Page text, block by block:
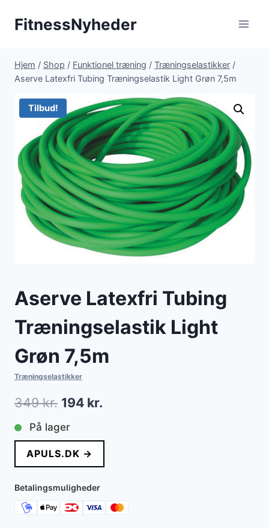
FitnessNyheder
Hjem / Shop / Funktionel træning / Træningselastikker /
Aserve Latexfri Tubing Træningselastik Light Grøn 7,5m
Tilbud!
Aserve Latexfri Tubing
Træningselastik Light
Grøn 7,5m
Træningselastikker
349kr. Den
oprindelige
pris
var:
349 kr..
194 kr.
pris
er:
På lager
APULS.DK →
Betalingsmuligheder